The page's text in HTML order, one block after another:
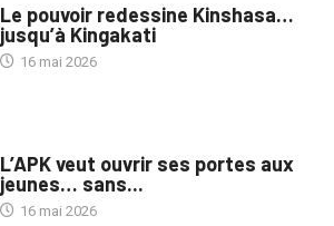
Le pouvoir redessine Kinshasa…
jusqu’à Kingakati
16 mai 2026
L’APK veut ouvrir ses portes aux
jeunes… sans...
16 mai 2026